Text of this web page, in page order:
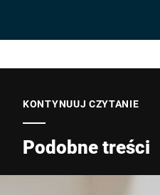
Firma *
E-mail *
Telefon *
KONTYNUUJ CZYTANIE
Podobne treści